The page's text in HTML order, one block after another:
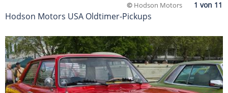
© Hodson Motors
Hodson Motors USA Oldtimer-Pickups